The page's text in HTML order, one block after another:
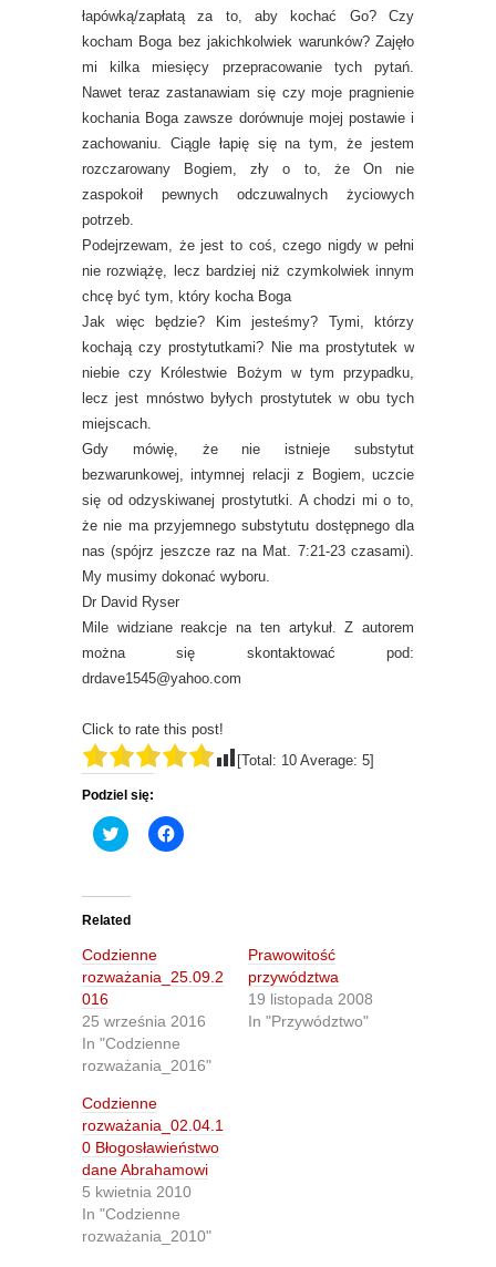
łapówką/zapłatą za to, aby kochać Go? Czy
kocham Boga bez jakichkolwiek warunków? Zajęło
mi kilka miesięcy przepracowanie tych pytań.
Nawet teraz zastanawiam się czy moje pragnienie
kochania Boga zawsze dorównuje mojej postawie i
zachowaniu. Ciągle łapię się na tym, że jestem
rozczarowany Bogiem, zły o to, że On nie
zaspokoił pewnych odczuwalnych życiowych
potrzeb.
Podejrzewam, że jest to coś, czego nigdy w pełni
nie rozwiążę, lecz bardziej niż czymkolwiek innym
chcę być tym, który kocha Boga
Jak więc będzie? Kim jesteśmy? Tymi, którzy
kochają czy prostytutkami? Nie ma prostytutek w
niebie czy Królestwie Bożym w tym przypadku,
lecz jest mnóstwo byłych prostytutek w obu tych
miejscach.
Gdy mówię, że nie istnieje substytut
bezwarunkowej, intymnej relacji z Bogiem, uczcie
się od odzyskiwanej prostytutki. A chodzi mi o to,
że nie ma przyjemnego substytutu dostępnego dla
nas (spójrz jeszcze raz na Mat. 7:21-23 czasami).
My musimy dokonać wyboru.
Dr David Ryser
Mile widziane reakcje na ten artykuł. Z autorem
można się skontaktować pod:
drdave1545@yahoo.com
Click to rate this post!
[Total: 10 Average: 5]
Podziel się:
C
l
t
o
s
h
a
r
e
n
T
w
i
t
e
r
(
O
p
e
n
i
n
n
C
l
r
e
n
F
a
c
e
o
k
(
O
p
e
s
i
n
Related
Codzienne
rozważania_25.09.2
016
25 września 2016
In "Codzienne
rozważania_2016"
Prawowitość
przywództwa
19 listopada 2008
In "Przywództwo"
Codzienne
rozważania_02.04.1
0 Błogosławieństwo
dane Abrahamowi
5 kwietnia 2010
In "Codzienne
rozważania_2010"